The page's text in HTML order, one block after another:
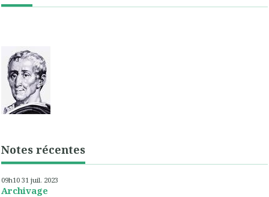
Notes récentes
09h10 31 juil. 2023
Archivage